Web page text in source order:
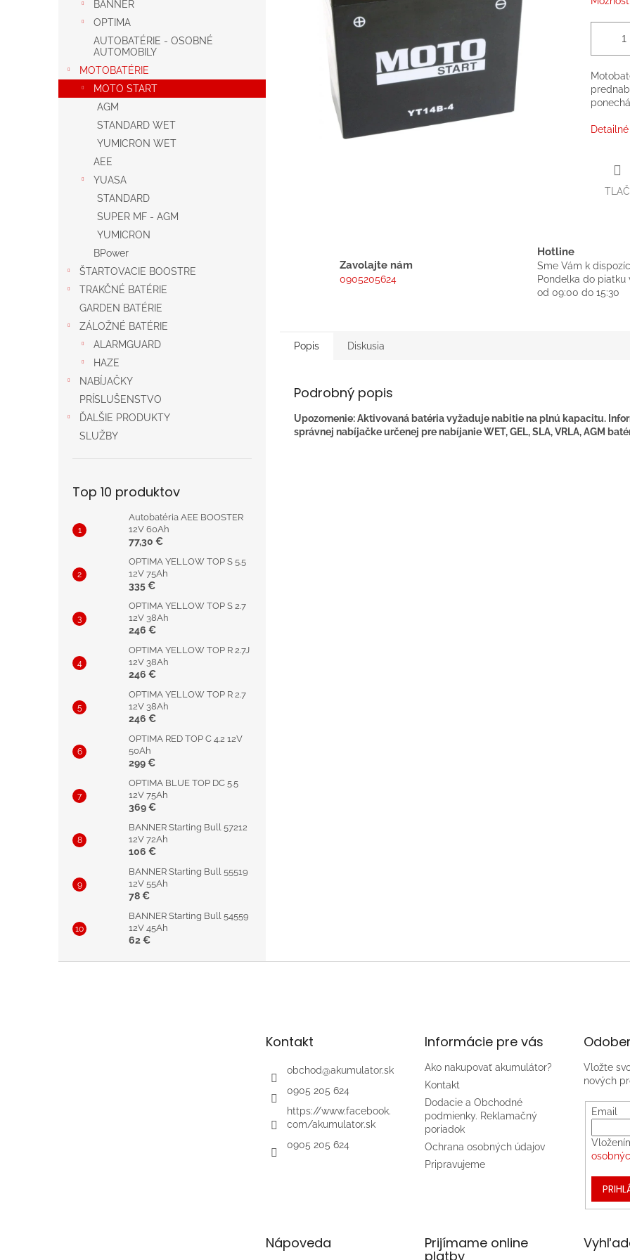
BANNER
OPTIMA
AUTOBATÉRIE - OSOBNÉ
AUTOMOBILY
MOTOBATÉRIE
MOTO START
AGM
STANDARD WET
YUMICRON WET
AEE
YUASA
STANDARD
SUPER MF - AGM
YUMICRON
BPower
ŠTARTOVACIE BOOSTRE
TRAKČNÉ BATÉRIE
GARDEN BATÉRIE
ZÁLOŽNÉ BATÉRIE
ALARMGUARD
HAZE
NABÍJAČKY
PRÍSLUŠENSTVO
ĎALŠIE PRODUKTY
SLUŽBY
Top 10 produktov
Autobatéria AEE BOOSTER
12V 60Ah
77,30 €
OPTIMA YELLOW TOP S 5.5
12V 75Ah
335 €
OPTIMA YELLOW TOP S 2.7
12V 38Ah
246 €
OPTIMA YELLOW TOP R 2.7J
12V 38Ah
246 €
OPTIMA YELLOW TOP R 2.7
12V 38Ah
246 €
OPTIMA RED TOP C 4.2 12V
50Ah
299 €
OPTIMA BLUE TOP DC 5.5
12V 75Ah
369 €
BANNER Starting Bull 57212
12V 72Ah
106 €
BANNER Starting Bull 55519
12V 55Ah
78 €
BANNER Starting Bull 54559
12V 45Ah
62 €
TLAČ
Zavolajte nám
0905205624
Hotline
Sme Vám k
Pondelka do piatku
od 09:00 do 15:30
Popis Diskusia
Podrobný popis
Upozornenie: Aktivovaná batéria vyžaduje nabitie na plnú kapacitu.
správnej nabíjačke určenej pre nabíjanie WET, GEL, SLA, VRLA, AGM
Kontakt
obchod@akumulator.sk
0905 205 624
https://www.facebook.
com/akumulator.sk
0905 205 624
Informácie pre vás
Ako nakupovať akumulátor?
Kontakt
Dodacie a Obchodné
podmienky. Reklamačný
poriadok
Ochrana osobných údajov
Pripravujeme
Vložte
nových
Email
Nápoveda Prijímame online
platby